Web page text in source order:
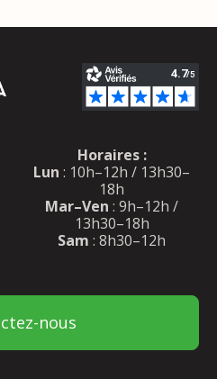
Horaires :
Lun : 10h–12h / 13h30–
18h
Mar–Ven : 9h–12h /
13h30–18h
Sam : 8h30–12h
nous